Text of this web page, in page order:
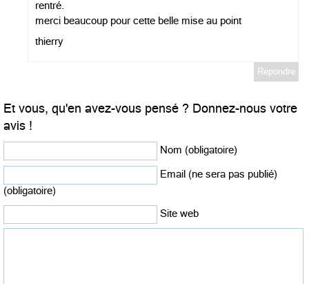
rentré.
merci beaucoup pour cette belle mise au point
thierry
Répondre
Et vous, qu'en avez-vous pensé ? Donnez-nous votre
avis !
Nom (obligatoire)
Email (ne sera pas publié)
(obligatoire)
Site web